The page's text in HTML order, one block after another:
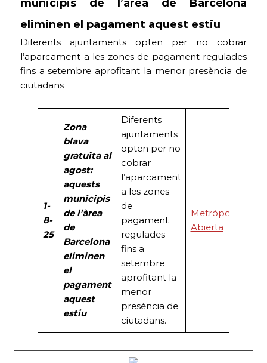
municipis de l’àrea de Barcelona
eliminen el pagament aquest estiu
Diferents ajuntaments opten per no cobrar
l’aparcament a les zones de pagament regulades
fins a setembre aprofitant la menor presència de
ciutadans
1-
8-
25
Zona
blava
gratuïta al
agost:
aquests
municipis
de l’àrea
de
Barcelona
eliminen
el
pagament
aquest
estiu
Diferents
ajuntaments
opten per no
cobrar
l’aparcament
a les zones
de
pagament
regulades
fins a
setembre
aprofitant la
menor
presència de
ciutadans.
Metrópoli
Abierta